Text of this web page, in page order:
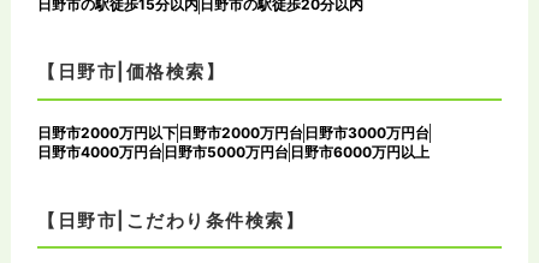
日野市の駅徒歩15分以内日野市の駅徒歩20分以内
【日野市|価格検索】
日野市2000万円以下 日野市2000万円台 日野市3000万円台
日野市4000万円台 日野市5000万円台 日野市6000万円以上
【日野市|こだわり条件検索】